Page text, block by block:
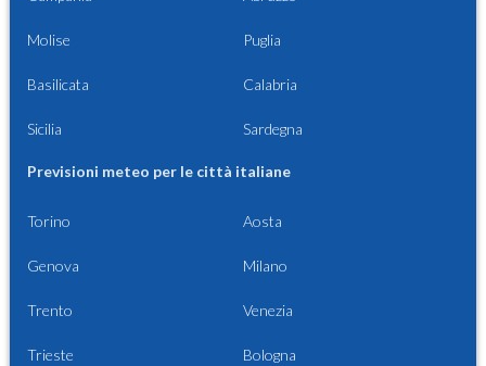
Molise Puglia
Basilicata Calabria
Sicilia Sardegna
Previsioni meteo per le città italiane
Torino Aosta
Genova Milano
Trento Venezia
Trieste Bologna